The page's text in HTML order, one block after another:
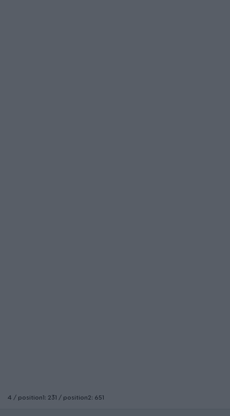
4 / position1: 231 / position2: 651